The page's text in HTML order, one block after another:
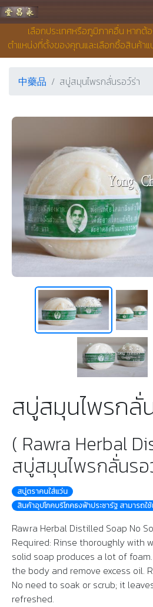
เลือกประเทศหรือภูมิภาคอื่น หากต้
ตำแหน่งที่ตั้งของคุณและเลือกซื้อสินค้าแ
永昌堂藥店
中藥品 สบู่สมุนไพรกลั่นรอว์ร่า
สบู่สมุนไพรกลั่
( Rawra Herbal
สบู่สมุนไพรกลั่นรอ
สบู่ตราคนใส่แว่น
สินค้าอุปโภคบริโภคธงฟ้าประชารัฐ สามารถ
Rawra Herbal Distilled Soap No
Required: Rinse thoroughly with
solid soap produces a lot of
the body and remove excess oil.
No need to soak or scrub; it
refreshed.